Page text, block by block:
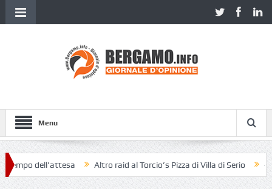
Menu
Altro raid al Torcio’s Pizza di Villa di Serio «Pensavo